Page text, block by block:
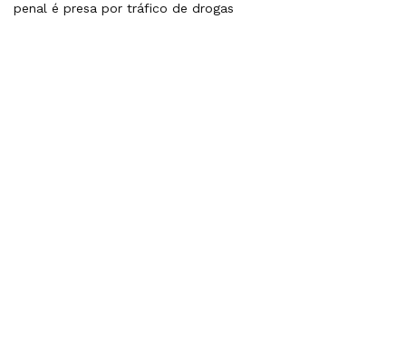
penal é presa por tráfico de drogas